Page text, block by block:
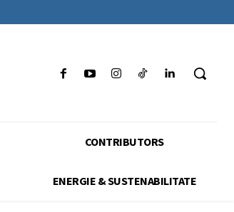
CONTRIBUTORS
ENERGIE & SUSTENABILITATE